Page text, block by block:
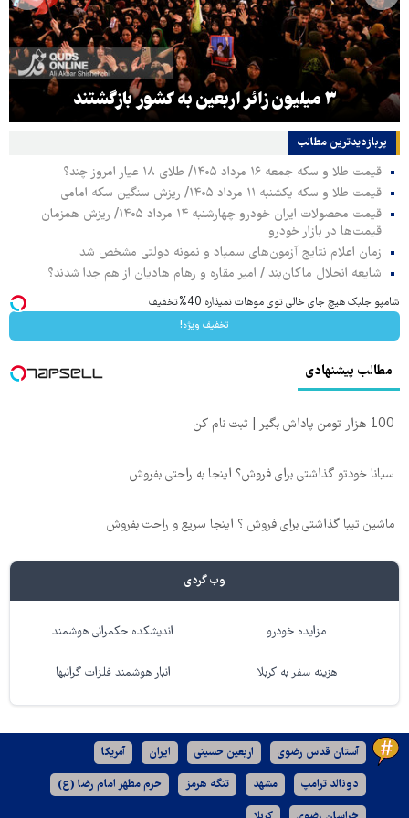
۳ میلیون زائر اربعین به کشور بازگشتند
پربازدیدترین‌ مطالب
قیمت طلا و سکه جمعه ۱۶ مرداد ۱۴۰۵/ طلای ۱۸ عیار امروز چند؟
قیمت طلا و سکه یکشنبه ۱۱ مرداد ۱۴۰۵/ ریزش سنگین سکه امامی
قیمت محصولات ایران خودرو چهارشنبه ۱۴ مرداد ۱۴۰۵/ ریزش همزمان
قیمت‌ها در بازار خودرو
زمان اعلام نتایج آزمون‌های سمپاد و نمونه دولتی مشخص شد
شایعه انحلال ماکان‌بند / امیر مقاره و رهام هادیان از هم جدا شدند؟
شامپو جلبک هیچ جای خالی توی موهات نمیذاره 40%تخفیف
تخفیف ویژه!
مطالب پیشنهادی
100 هزار تومن پاداش بگیر | ثبت نام کن
سیانا خودتو گذاشتی برای فروش؟ اینجا به راحتی بفروش
ماشین تیبا گذاشتی برای فروش ؟ اینجا سریع و راحت بفروش
وب گردی
مزایده خودرو اندیشکده حکمرانی هوشمند
هزینه سفر به کربلا انبار هوشمند فلزات گرانبها
آستان قدس رضوی اربعین حسینی ایران آمریکا
دونالد ترامپ مشهد تنگه هرمز حرم مطهر امام رضا (ع)